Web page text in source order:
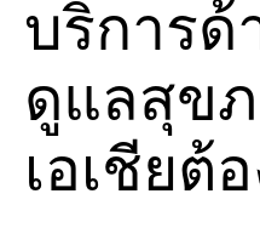
บริการด้
ดูแลสุข
เอเชียต้